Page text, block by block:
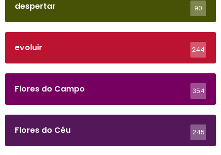
despertar 90
evoluir 244
Flores do Campo 354
Flores do Céu 245